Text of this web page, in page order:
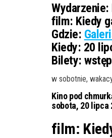
Wydarzenie:
film: Kiedy
Gdzie:
Kiedy: 20
Bilety:
w sobotnie,
Kino pod
sobota, 20 lipca
film: